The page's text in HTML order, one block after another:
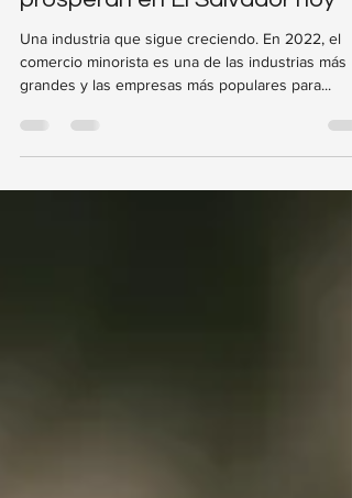
Los espacios comerciales que
prosperan en El Salvador hoy
Una industria que sigue creciendo. En 2022, el